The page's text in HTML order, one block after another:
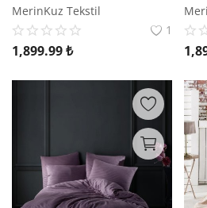
MerinKuz Tekstil
1
1,899.99₺